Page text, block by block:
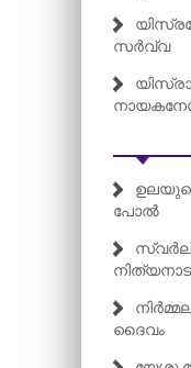
സർവ്വ
പോൽ
ദൈവം